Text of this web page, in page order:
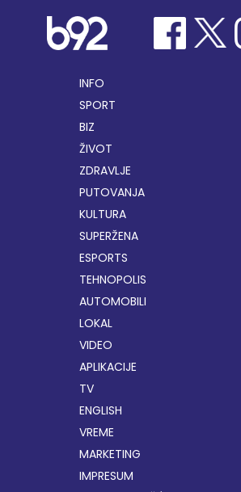
INFO
SPORT
BIZ
ŽIVOT
ZDRAVLJE
PUTOVANJA
KULTURA
SUPERŽENA
ESPORTS
TEHNOPOLIS
AUTOMOBILI
LOKAL
VIDEO
APLIKACIJE
TV
ENGLISH
VREME
MARKETING
IMPRESUM